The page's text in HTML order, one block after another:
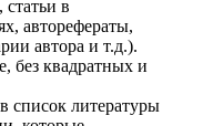
статьи в
авторефераты,
автора и т.д.).
без квадратных и
список литературы